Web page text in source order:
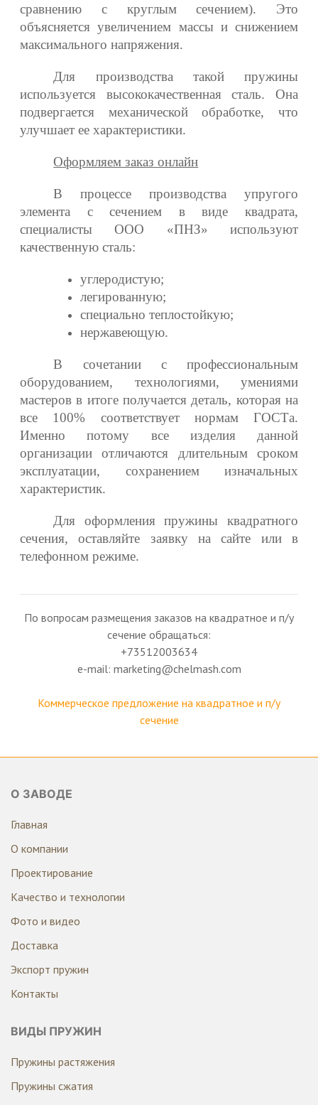
сравнению с круглым сечением). Это
объясняется увеличением массы и снижением
максимального напряжения.
Для производства такой пружины
используется высококачественная сталь. Она
подвергается механической обработке, что
улучшает ее характеристики.
Оформляем заказ онлайн
В процессе производства упругого
элемента с сечением в виде квадрата,
специалисты ООО «ПНЗ» используют
качественную сталь:
углеродистую;
легированную;
специально теплостойкую;
нержавеющую.
В сочетании с профессиональным
оборудованием, технологиями, умениями
мастеров в итоге получается деталь, которая на
все 100% соответствует нормам ГОСТа.
Именно потому все изделия данной
организации отличаются длительным сроком
эксплуатации, сохранением изначальных
характеристик.
Для оформления пружины квадратного
сечения, оставляйте заявку на сайте или в
телефонном режиме.
По вопросам размещения заказов на квадратное и п/у
сечение обращаться:
+73512003634
e-mail: marketing@chelmash.com
Коммерческое предложение на квадратное и п/у
сечение
О ЗАВОДЕ
Главная
О компании
Проектирование
Качество и технологии
Фото и видео
Доставка
Экспорт пружин
Контакты
ВИДЫ ПРУЖИН
Пружины растяжения
Пружины сжатия